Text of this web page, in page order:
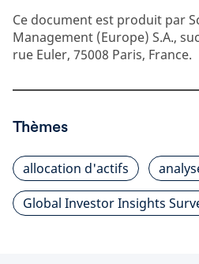
Ce document est produit par
Management (Europe) S.A.,
rue Euler, 75008 Paris, France.
Thèmes
allocation d'actifs
Global Investor Insights